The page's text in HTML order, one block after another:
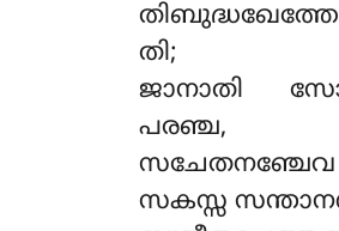
തി;
ജാനാതി
പരഞ്ച,
സകസ്സ